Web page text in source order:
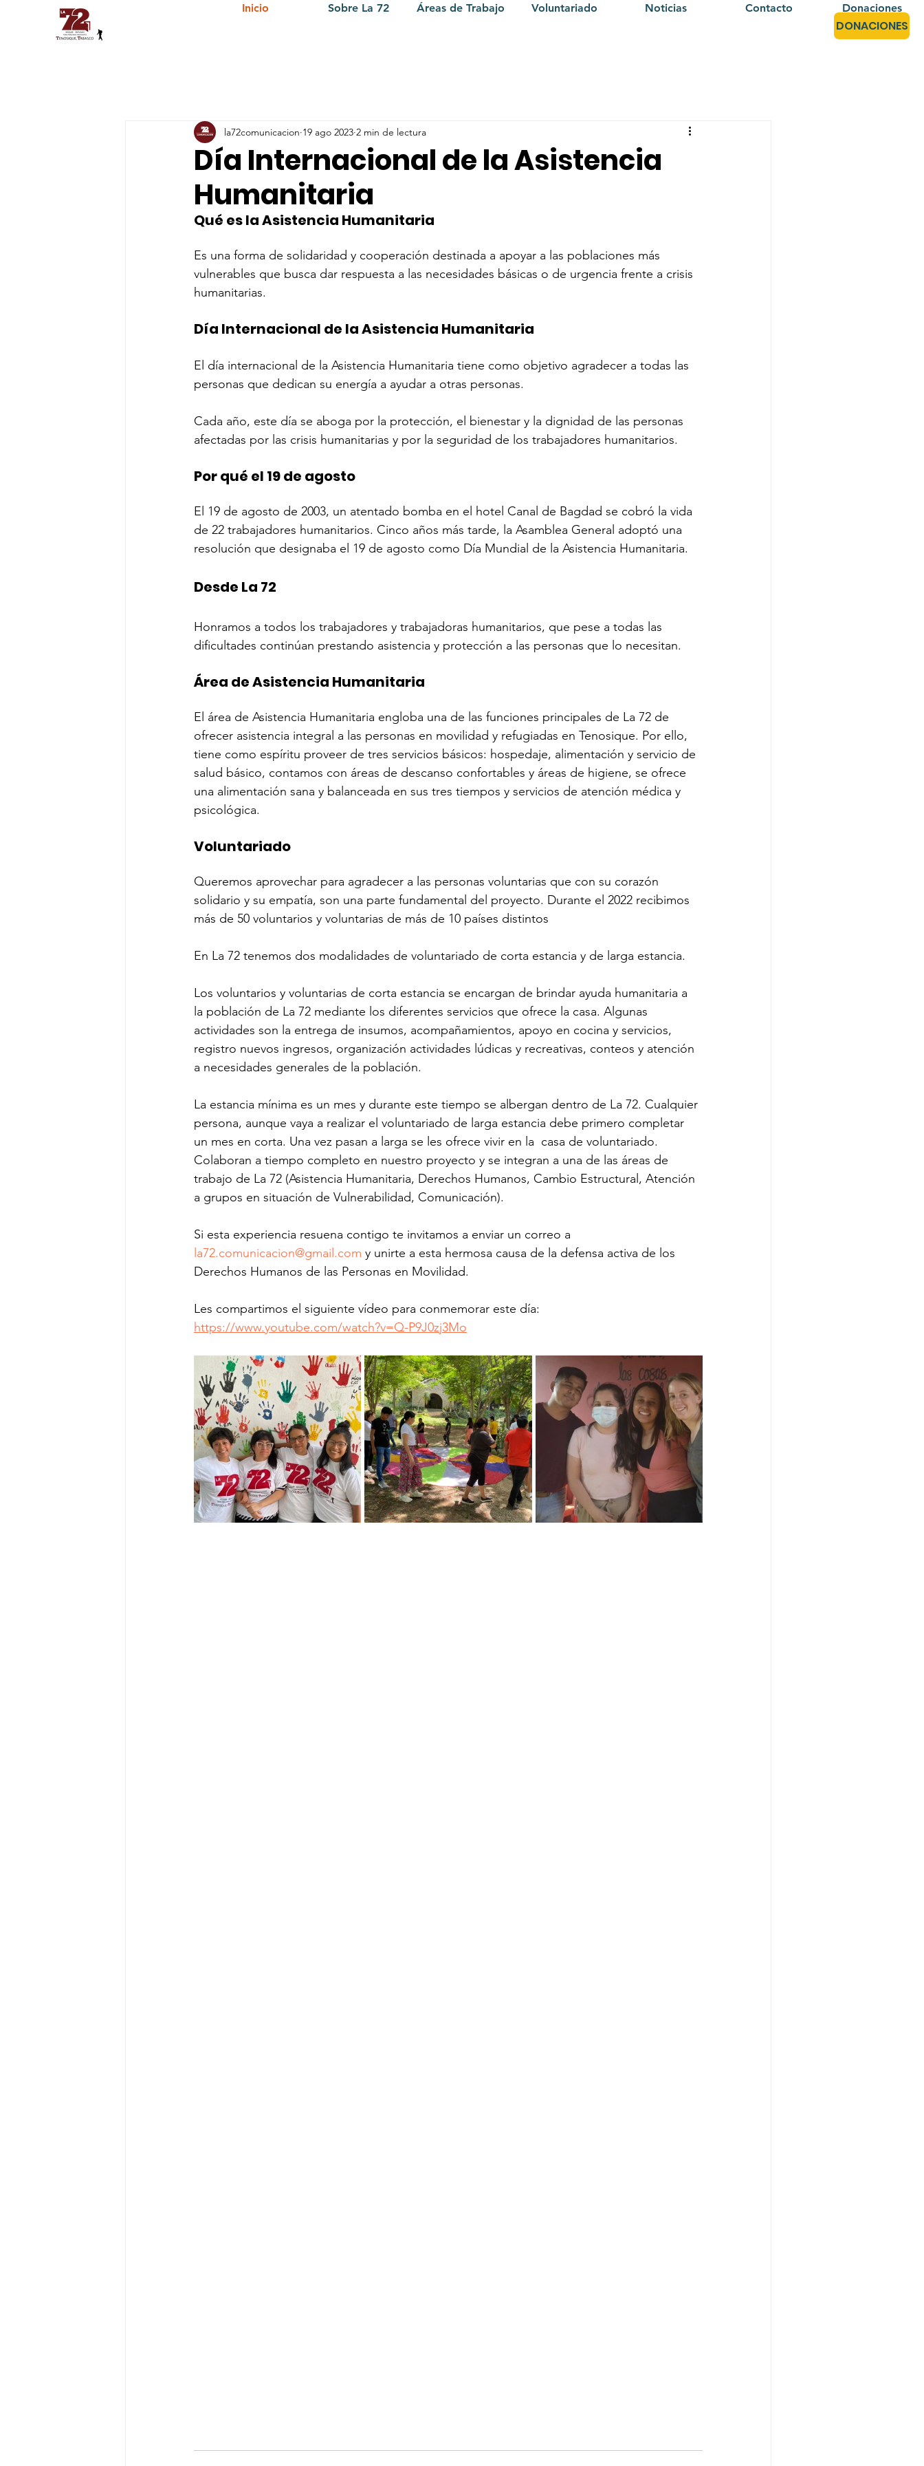
Inicio Sobre La 72 Áreas de Trabajo Voluntariado Noticias Contacto Donaciones
DONACIONES
Día Internacional de la Asistencia
Humanitaria
la72comunicacion 19 ago 2023 2 min de lectura
Qué es la Asistencia Humanitaria
Es una forma de solidaridad y cooperación destinada a apoyar a las poblaciones más
vulnerables que busca dar respuesta a las necesidades básicas o de urgencia frente a crisis
humanitarias.
Día Internacional de la Asistencia Humanitaria
El día internacional de la Asistencia Humanitaria tiene como objetivo agradecer a todas las
personas que dedican su energía a ayudar a otras personas.
Cada año, este día se aboga por la protección, el bienestar y la dignidad de las personas
afectadas por las crisis humanitarias y por la seguridad de los trabajadores humanitarios.
Por qué el 19 de agosto
El 19 de agosto de 2003, un atentado bomba en el hotel Canal de Bagdad se cobró la vida
de 22 trabajadores humanitarios. Cinco años más tarde, la Asamblea General adoptó una
resolución que designaba el 19 de agosto como Día Mundial de la Asistencia Humanitaria.
Desde La 72
Honramos a todos los trabajadores y trabajadoras humanitarios, que pese a todas las
dificultades continúan prestando asistencia y protección a las personas que lo necesitan.
Área de Asistencia Humanitaria
El área de Asistencia Humanitaria engloba una de las funciones principales de La 72 de
ofrecer asistencia integral a las personas en movilidad y refugiadas en Tenosique. Por ello,
tiene como espíritu proveer de tres servicios básicos: hospedaje, alimentación y servicio de
salud básico, contamos con áreas de descanso confortables y áreas de higiene, se ofrece
una alimentación sana y balanceada en sus tres tiempos y servicios de atención médica y
psicológica.
Voluntariado
Queremos aprovechar para agradecer a las personas voluntarias que con su corazón
solidario y su empatía, son una parte fundamental del proyecto. Durante el 2022 recibimos
más de 50 voluntarios y voluntarias de más de 10 países distintos
En La 72 tenemos dos modalidades de voluntariado de corta estancia y de larga estancia.
Los voluntarios y voluntarias de corta estancia se encargan de brindar ayuda humanitaria a
la población de La 72 mediante los diferentes servicios que ofrece la casa. Algunas
actividades son la entrega de insumos, acompañamientos, apoyo en cocina y servicios,
registro nuevos ingresos, organización actividades lúdicas y recreativas, conteos y atención
a necesidades generales de la población.
La estancia mínima es un mes y durante este tiempo se albergan dentro de La 72. Cualquier
persona, aunque vaya a realizar el voluntariado de larga estancia debe primero completar
un mes en corta. Una vez pasan a larga se les ofrece vivir en la  casa de voluntariado.
Colaboran a tiempo completo en nuestro proyecto y se integran a una de las áreas de
trabajo de La 72 (Asistencia Humanitaria, Derechos Humanos, Cambio Estructural, Atención
a grupos en situación de Vulnerabilidad, Comunicación).
Si esta experiencia resuena contigo te invitamos a enviar un correo a
la72.comunicacion@gmail.com y unirte a esta hermosa causa de la defensa activa de los
Derechos Humanos de las Personas en Movilidad.
Les compartimos el siguiente vídeo para conmemorar este día:
https://www.youtube.com/watch?v=Q-P9J0zj3Mo